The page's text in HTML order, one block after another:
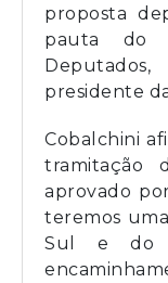
proposta
pauta do
presidente
Cobalchini
tramitação
aprovado
teremos
Sul e do